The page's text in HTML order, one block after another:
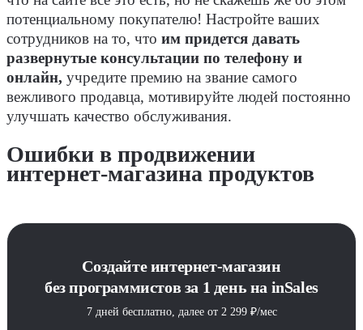
потенциальному покупателю! Настройте ваших
сотрудников на то, что им придется давать
развернутые консультации по телефону и
онлайн, учредите премию на звание самого
вежливого продавца, мотивируйте людей постоянно
улучшать качество обслуживания.
Ошибки в продвижении
интернет-магазина продуктов
Создайте интернет-магазин
без программистов за 1 день на inSales
7 дней бесплатно, далее от 2 299 ₽/мес